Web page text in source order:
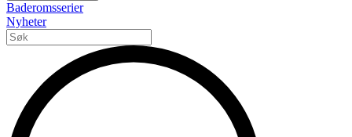
Baderomsserier
Nyheter